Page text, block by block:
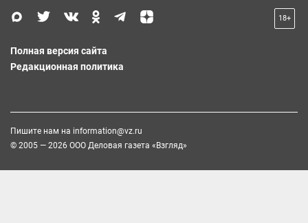
18+
Полная версия сайта
Редакционная политика
Пишите нам на information@vz.ru
© 2005 — 2026 ООО Деловая газета «Взгляд»